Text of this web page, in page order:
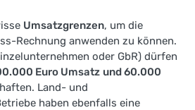
Umsatzgrenzen, um die
Rechnung anwenden zu können.
oder GbR) dürfen
Euro Umsatz und 60.000
Land- und
haben ebenfalls eine